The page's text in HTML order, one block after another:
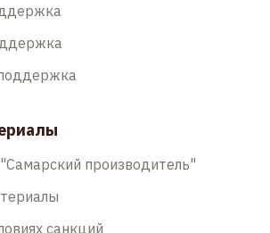
производитель"
санкций